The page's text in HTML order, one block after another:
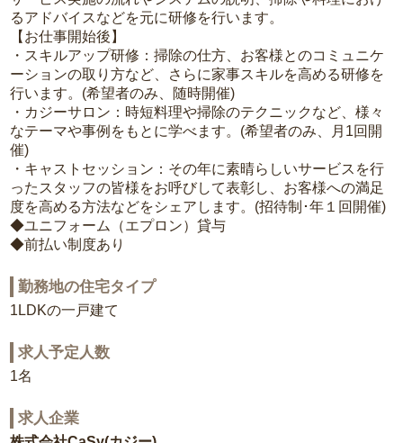
るアドバイスなどを元に研修を行います。
【お仕事開始後】
・スキルアップ研修：掃除の仕方、お客様とのコミュニケ
ーションの取り方など、さらに家事スキルを高める研修を
行います。(希望者のみ、随時開催)
・カジーサロン：時短料理や掃除のテクニックなど、様々
なテーマや事例をもとに学べます。(希望者のみ、月1回開
催)
・キャストセッション：その年に素晴らしいサービスを行
ったスタッフの皆様をお呼びして表彰し、お客様への満足
度を高める方法などをシェアします。(招待制･年１回開催)
◆ユニフォーム（エプロン）貸与
◆前払い制度あり
勤務地の住宅タイプ
1LDKの一戸建て
求人予定人数
1名
求人企業